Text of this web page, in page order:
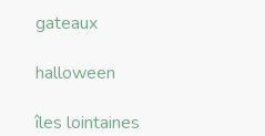
gateaux
halloween
îles lointaines